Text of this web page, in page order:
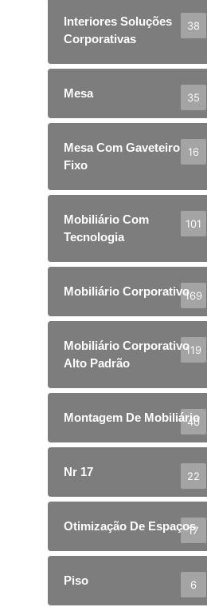
Interiores Soluções
Corporativas
38
Mesa 35
Mesa Com Gaveteiro
Fixo
16
Mobiliário Com
Tecnologia
101
Mobiliário Corporativo169
Mobiliário Corporativo
Alto Padrão
119
Montagem De Mobiliário
40
Nr 17 22
Otimização De Espaços
17
Piso 6